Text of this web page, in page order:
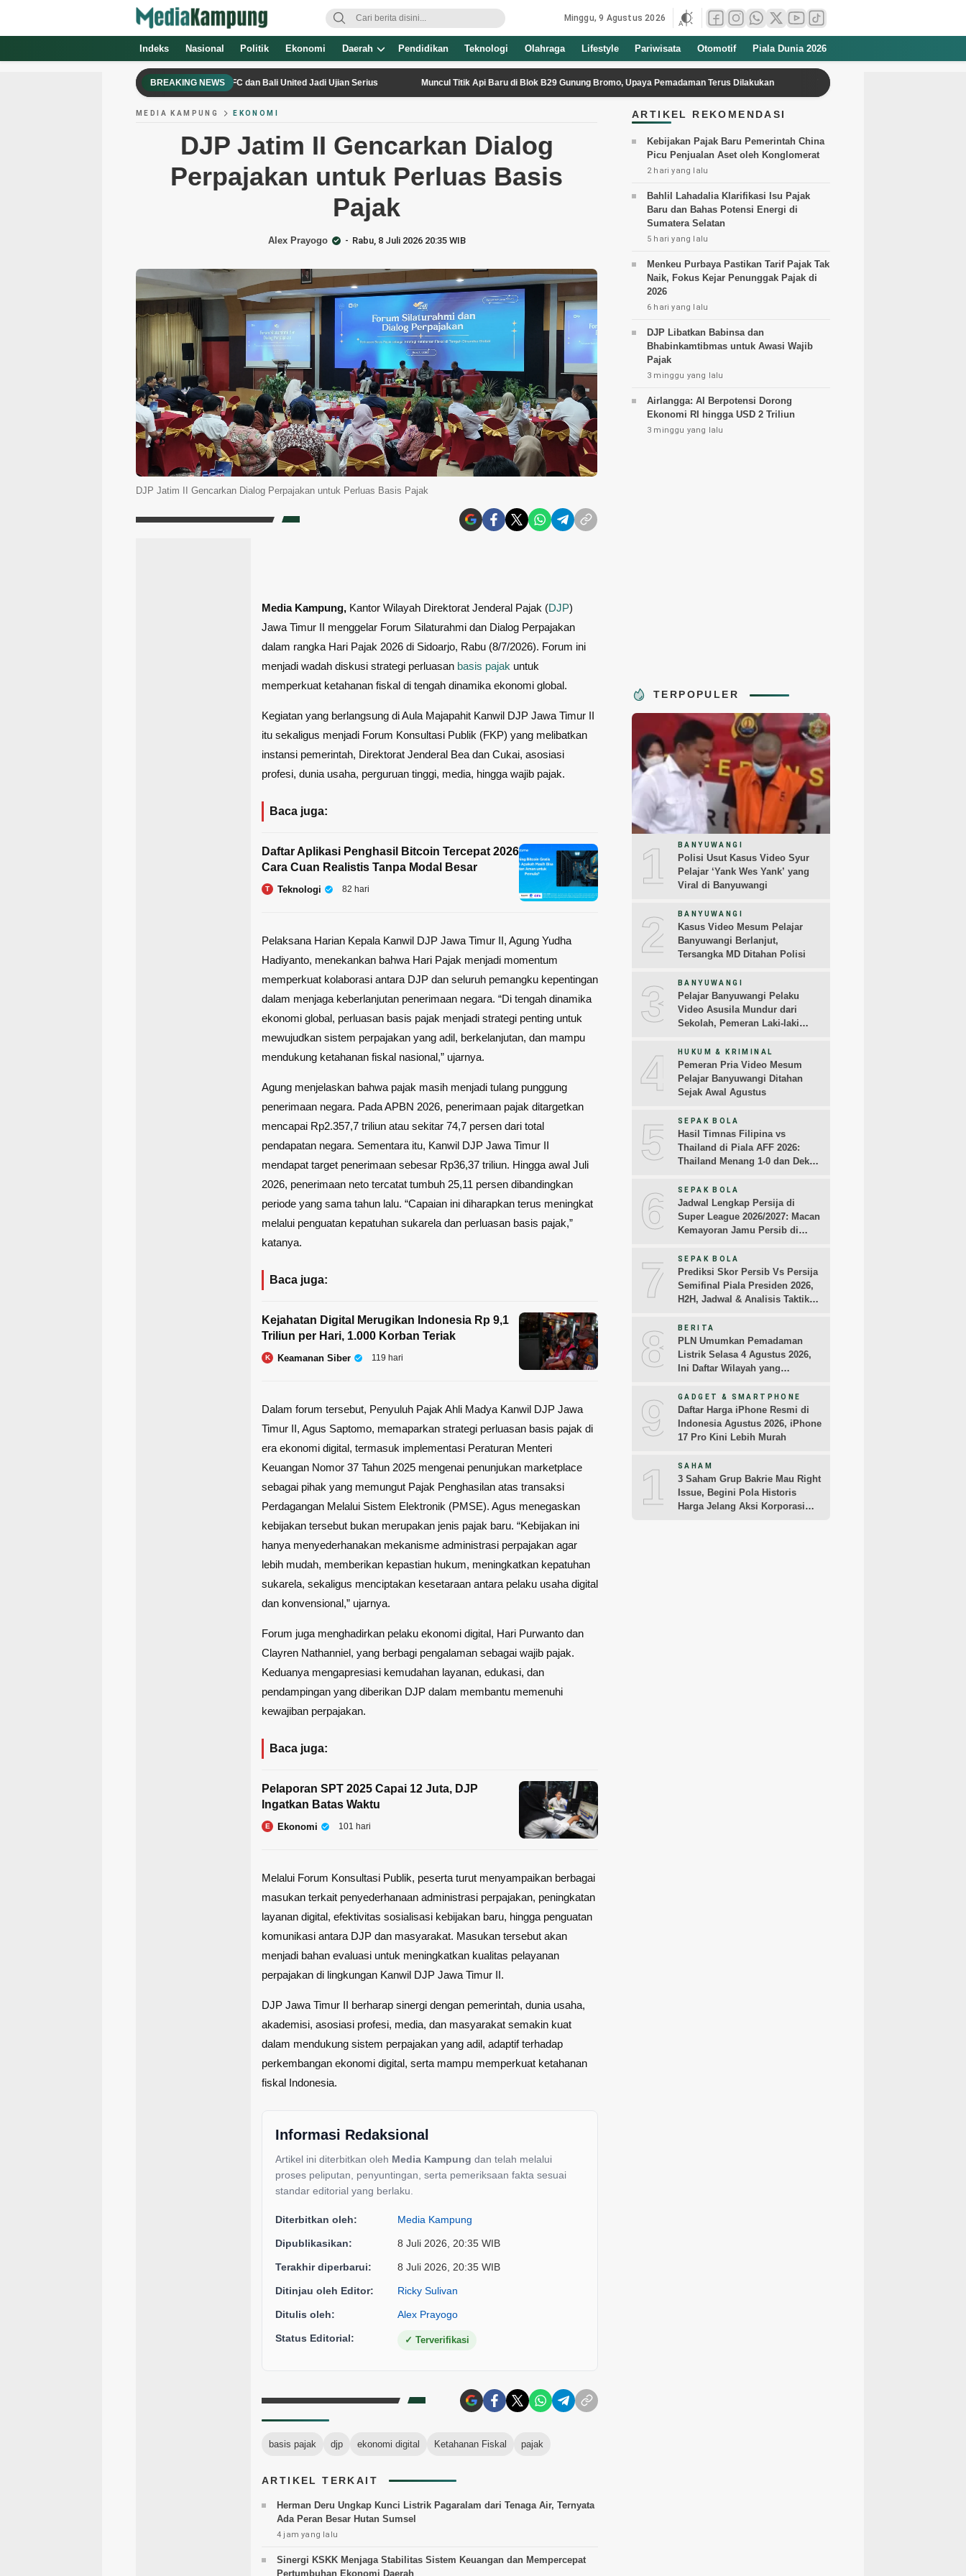
Minggu, 9 Agustus 2026
Indeks Nasional Politik Ekonomi Daerah Pendidikan Teknologi Olahraga Lifestyle Pariwisata Otomotif Piala Dunia 2026
BREAKING NEWS
Persib Bandung Tancap Gas di Bali, Sabah FC dan Bali United Jadi Ujian Serius Muncul Titik Api Baru di Blok B29 Gunung Bromo, Upaya Pemadaman Terus Dilakukan Terungkap Alasan Sule Tak Patok Harga
MEDIA KAMPUNG EKONOMI
DJP Jatim II Gencarkan Dialog
Perpajakan untuk Perluas Basis
Pajak
Alex Prayogo Rabu, 8 Juli 2026 20:35 WIB
DJP Jatim II Gencarkan Dialog Perpajakan untuk Perluas Basis Pajak
Media Kampung, Kantor Wilayah Direktorat Jenderal Pajak (DJP)
Jawa Timur II menggelar Forum Silaturahmi dan Dialog Perpajakan
dalam rangka Hari Pajak 2026 di Sidoarjo, Rabu (8/7/2026). Forum ini
menjadi wadah diskusi strategi perluasan basis pajak untuk
memperkuat ketahanan fiskal di tengah dinamika ekonomi global.
Kegiatan yang berlangsung di Aula Majapahit Kanwil DJP Jawa Timur II
itu sekaligus menjadi Forum Konsultasi Publik (FKP) yang melibatkan
instansi pemerintah, Direktorat Jenderal Bea dan Cukai, asosiasi
profesi, dunia usaha, perguruan tinggi, media, hingga wajib pajak.
Baca juga:
Daftar Aplikasi Penghasil Bitcoin Tercepat 2026
Cara Cuan Realistis Tanpa Modal Besar
T Teknologi 82 hari
Pelaksana Harian Kepala Kanwil DJP Jawa Timur II, Agung Yudha
Hadiyanto, menekankan bahwa Hari Pajak menjadi momentum
memperkuat kolaborasi antara DJP dan seluruh pemangku kepentingan
dalam menjaga keberlanjutan penerimaan negara. “Di tengah dinamika
ekonomi global, perluasan basis pajak menjadi strategi penting untuk
mewujudkan sistem perpajakan yang adil, berkelanjutan, dan mampu
mendukung ketahanan fiskal nasional,” ujarnya.
Agung menjelaskan bahwa pajak masih menjadi tulang punggung
penerimaan negara. Pada APBN 2026, penerimaan pajak ditargetkan
mencapai Rp2.357,7 triliun atau sekitar 74,7 persen dari total
pendapatan negara. Sementara itu, Kanwil DJP Jawa Timur II
mendapat target penerimaan sebesar Rp36,37 triliun. Hingga awal Juli
2026, penerimaan neto tercatat tumbuh 25,11 persen dibandingkan
periode yang sama tahun lalu. “Capaian ini diharapkan terus meningkat
melalui penguatan kepatuhan sukarela dan perluasan basis pajak,”
katanya.
Baca juga:
Kejahatan Digital Merugikan Indonesia Rp 9,1
Triliun per Hari, 1.000 Korban Teriak
K Keamanan Siber 119 hari
Dalam forum tersebut, Penyuluh Pajak Ahli Madya Kanwil DJP Jawa
Timur II, Agus Saptomo, memaparkan strategi perluasan basis pajak di
era ekonomi digital, termasuk implementasi Peraturan Menteri
Keuangan Nomor 37 Tahun 2025 mengenai penunjukan marketplace
sebagai pihak yang memungut Pajak Penghasilan atas transaksi
Perdagangan Melalui Sistem Elektronik (PMSE). Agus menegaskan
kebijakan tersebut bukan merupakan jenis pajak baru. “Kebijakan ini
hanya menyederhanakan mekanisme administrasi perpajakan agar
lebih mudah, memberikan kepastian hukum, meningkatkan kepatuhan
sukarela, sekaligus menciptakan kesetaraan antara pelaku usaha digital
dan konvensional,” ujarnya.
Forum juga menghadirkan pelaku ekonomi digital, Hari Purwanto dan
Clayren Nathanniel, yang berbagi pengalaman sebagai wajib pajak.
Keduanya mengapresiasi kemudahan layanan, edukasi, dan
pendampingan yang diberikan DJP dalam membantu memenuhi
kewajiban perpajakan.
Baca juga:
Pelaporan SPT 2025 Capai 12 Juta, DJP
Ingatkan Batas Waktu
E Ekonomi 101 hari
Melalui Forum Konsultasi Publik, peserta turut menyampaikan berbagai
masukan terkait penyederhanaan administrasi perpajakan, peningkatan
layanan digital, efektivitas sosialisasi kebijakan baru, hingga penguatan
komunikasi antara DJP dan masyarakat. Masukan tersebut akan
menjadi bahan evaluasi untuk meningkatkan kualitas pelayanan
perpajakan di lingkungan Kanwil DJP Jawa Timur II.
DJP Jawa Timur II berharap sinergi dengan pemerintah, dunia usaha,
akademisi, asosiasi profesi, media, dan masyarakat semakin kuat
dalam mendukung sistem perpajakan yang adil, adaptif terhadap
perkembangan ekonomi digital, serta mampu memperkuat ketahanan
fiskal Indonesia.
Informasi Redaksional
Artikel ini diterbitkan oleh Media Kampung dan telah melalui
proses peliputan, penyuntingan, serta pemeriksaan fakta sesuai
standar editorial yang berlaku.
Diterbitkan oleh: Media Kampung
Dipublikasikan: 8 Juli 2026, 20:35 WIB
Terakhir diperbarui: 8 Juli 2026, 20:35 WIB
Ditinjau oleh Editor: Ricky Sulivan
Ditulis oleh: Alex Prayogo
Status Editorial: ✓ Terverifikasi
basis pajak djp ekonomi digital Ketahanan Fiskal pajak
ARTIKEL TERKAIT
Herman Deru Ungkap Kunci Listrik Pagaralam dari Tenaga Air, Ternyata
Ada Peran Besar Hutan Sumsel
4 jam yang lalu
Sinergi KSKK Menjaga Stabilitas Sistem Keuangan dan Mempercepat
Pertumbuhan Ekonomi Daerah
ARTIKEL REKOMENDASI
Kebijakan Pajak Baru Pemerintah China
Picu Penjualan Aset oleh Konglomerat
2 hari yang lalu
Bahlil Lahadalia Klarifikasi Isu Pajak
Baru dan Bahas Potensi Energi di
Sumatera Selatan
5 hari yang lalu
Menkeu Purbaya Pastikan Tarif Pajak Tak
Naik, Fokus Kejar Penunggak Pajak di
2026
6 hari yang lalu
DJP Libatkan Babinsa dan
Bhabinkamtibmas untuk Awasi Wajib
Pajak
3 minggu yang lalu
Airlangga: AI Berpotensi Dorong
Ekonomi RI hingga USD 2 Triliun
3 minggu yang lalu
TERPOPULER
1 BANYUWANGI
Polisi Usut Kasus Video Syur
Pelajar ‘Yank Wes Yank’ yang
Viral di Banyuwangi
2 BANYUWANGI
Kasus Video Mesum Pelajar
Banyuwangi Berlanjut,
Tersangka MD Ditahan Polisi
3 BANYUWANGI
Pelajar Banyuwangi Pelaku
Video Asusila Mundur dari
Sekolah, Pemeran Laki-laki
4 HUKUM & KRIMINAL
Pemeran Pria Video Mesum
Pelajar Banyuwangi Ditahan
Sejak Awal Agustus
5 SEPAK BOLA
Hasil Timnas Filipina vs
Thailand di Piala AFF 2026:
Thailand Menang 1-0 dan Dekati
6 SEPAK BOLA
Jadwal Lengkap Persija di
Super League 2026/2027: Macan
Kemayoran Jamu Persib di
7 SEPAK BOLA
Prediksi Skor Persib Vs Persija
Semifinal Piala Presiden 2026,
H2H, Jadwal & Analisis Taktik
8 BERITA
PLN Umumkan Pemadaman
Listrik Selasa 4 Agustus 2026,
Ini Daftar Wilayah yang
9 GADGET & SMARTPHONE
Daftar Harga iPhone Resmi di
Indonesia Agustus 2026, iPhone
17 Pro Kini Lebih Murah
10
SAHAM
3 Saham Grup Bakrie Mau Right
Issue, Begini Pola Historis
Harga Jelang Aksi Korporasi